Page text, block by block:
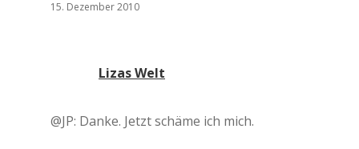
15. Dezember 2010
Lizas Welt
@JP: Danke. Jetzt schäme ich mich.